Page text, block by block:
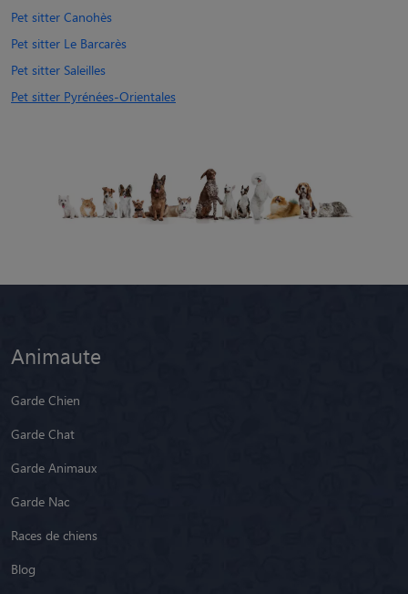
Pet sitter Canohès
Pet sitter Le Barcarès
Pet sitter Saleilles
Pet sitter Pyrénées-Orientales
Animaute
Garde Chien
Garde Chat
Garde Animaux
Garde Nac
Races de chiens
Blog